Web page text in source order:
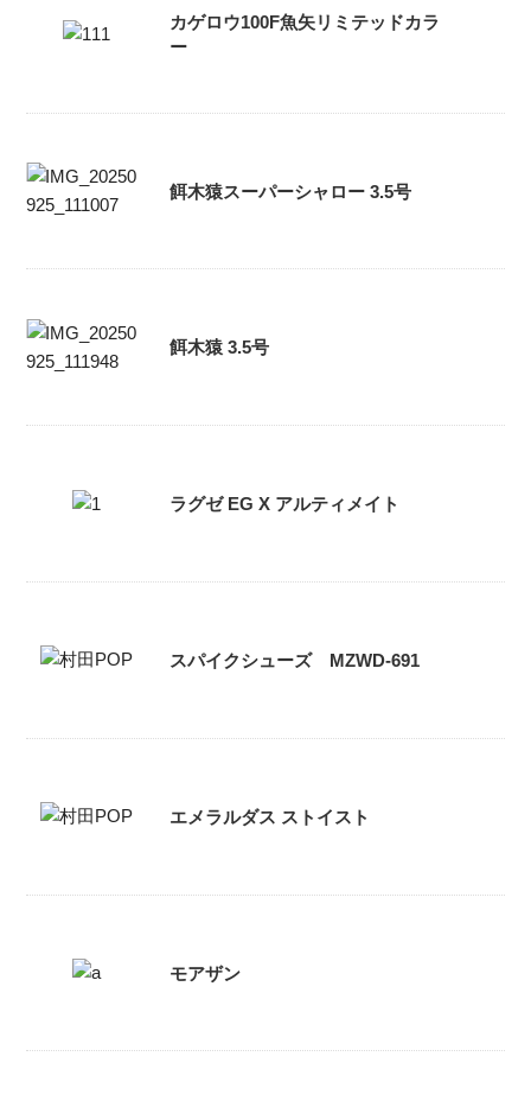
カゲロウ100F魚矢リミテッドカラ
ー
餌木猿スーパーシャロー 3.5号
餌木猿 3.5号
ラグゼ EG X アルティメイト
スパイクシューズ MZWD-691
エメラルダス ストイスト
モアザン